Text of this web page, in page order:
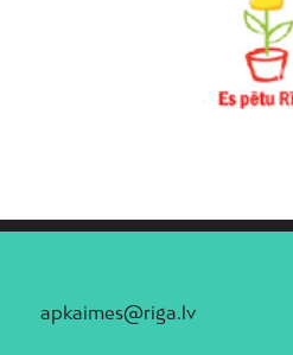
apkaimes@riga.lv